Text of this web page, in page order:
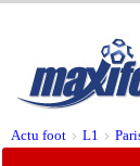
Actu foot > L1 >